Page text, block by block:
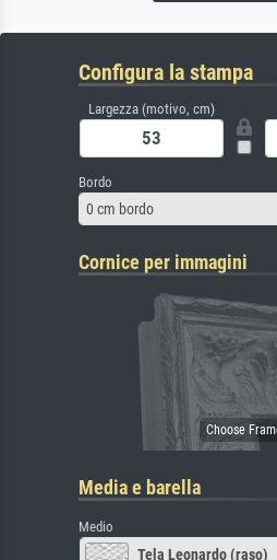
Configura la stampa
Largezza (motivo, cm)
Bordo
0 cm bordo
Cornice per immagini
Media e barella
Medio
Tela Leonardo (raso)